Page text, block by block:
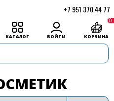
+7 951 370 44 77
КАТАЛОГ ВОЙТИ КОРЗИНА
0